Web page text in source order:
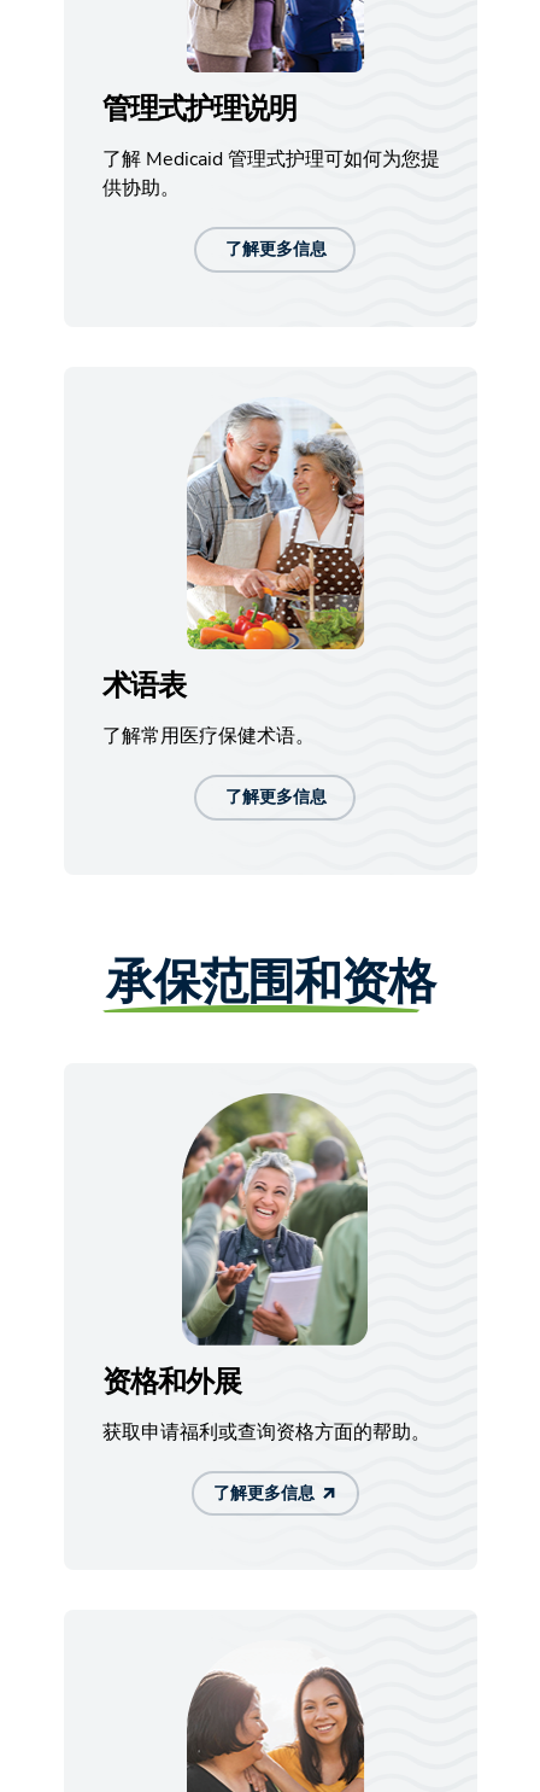
管理式护理说明
了解 Medicaid 管理式护理可如何为您提
供协助。
了解更多信息
术语表
了解常用医疗保健术语。
了解更多信息
承保范围和资格
资格和外展
获取申请福利或查询资格方面的帮助。
了解更多信息